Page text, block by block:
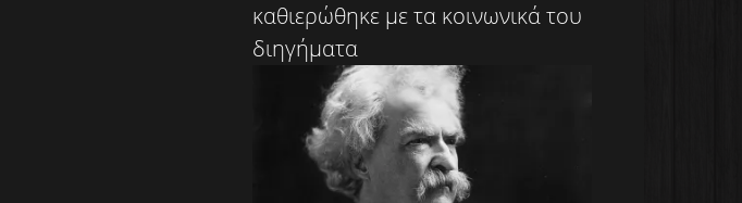
καθιερώθηκε με τα κοινωνικά του
διηγήματα